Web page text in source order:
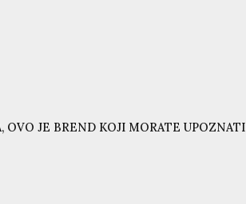
JE BREND KOJI MORATE UPOZNATI